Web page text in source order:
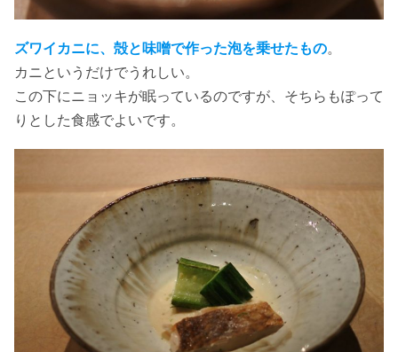
ズワイカニに、殻と味噌で作った泡を乗せたもの。
カニというだけでうれしい。
この下にニョッキが眠っているのですが、そちらもぽって
りとした食感でよいです。